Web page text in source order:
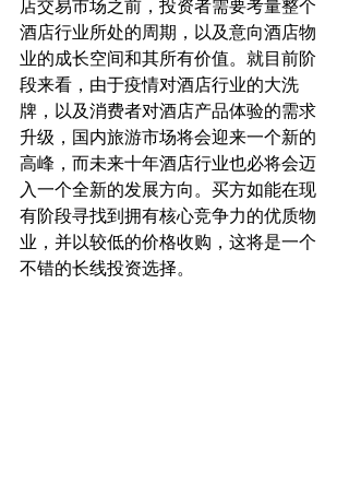
店交易市场之前，投资者需要考量整个
酒店行业所处的周期，以及意向酒店物
业的成长空间和其所有价值。就目前阶
段来看，由于疫情对酒店行业的大洗
牌，以及消费者对酒店产品体验的需求
升级，国内旅游市场将会迎来一个新的
高峰，而未来十年酒店行业也必将会迈
入一个全新的发展方向。买方如能在现
有阶段寻找到拥有核心竞争力的优质物
业，并以较低的价格收购，这将是一个
不错的长线投资选择。